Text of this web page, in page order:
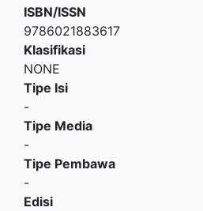
ISBN/ISSN
9786021883617
Klasifikasi
NONE
Tipe Isi
-
Tipe Media
-
Tipe Pembawa
-
Edisi